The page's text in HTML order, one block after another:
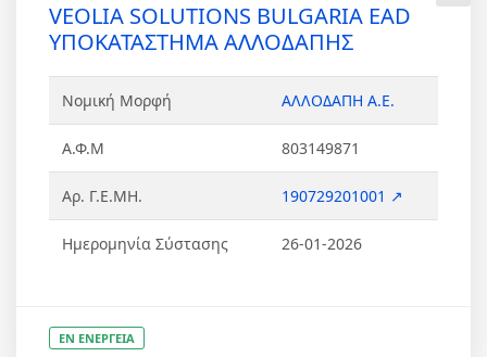
VEOLIA SOLUTIONS BULGARIA EAD
ΥΠΟΚΑΤΑΣΤΗΜΑ ΑΛΛΟΔΑΠΗΣ
Νομική Μορφή ΑΛΛΟΔΑΠΗ Α.Ε.
Α.Φ.Μ 803149871
Αρ. Γ.Ε.ΜΗ. 190729201001 ↗
Ημερομηνία Σύστασης 26-01-2026
ΕΝ ΕΝΕΡΓΕΙΑ